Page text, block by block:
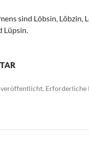
sind Löbsin, Löbzin,
Lüpsin.
Erforderliche